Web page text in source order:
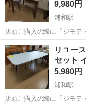
9,980円
浦和駅
店頭ご購入の際に「ジモテ
限定価格(店頭価格より
ま買取強化中！◇ 地域No.1
埼玉 さいたま市
リユー
5,980円
浦和駅
店頭ご購入の際に「ジモテ